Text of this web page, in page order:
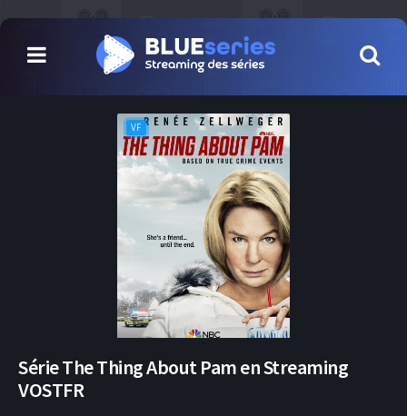
VF
Série The Thing About Pam en Streaming
VOSTFR